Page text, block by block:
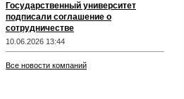
Государственный университет
подписали соглашение о
сотрудничестве
10.06.2026 13:44
Все новости компаний